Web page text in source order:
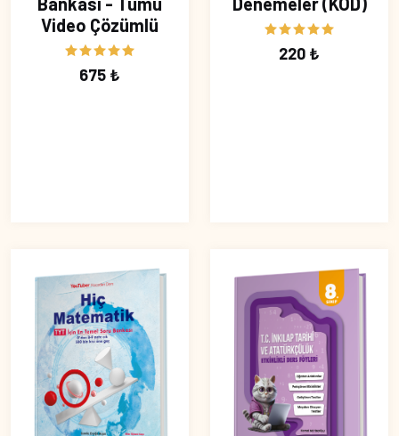
Video Çözümlü
675 ₺
220 ₺